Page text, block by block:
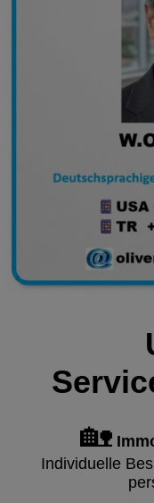
🏡
Individuelle